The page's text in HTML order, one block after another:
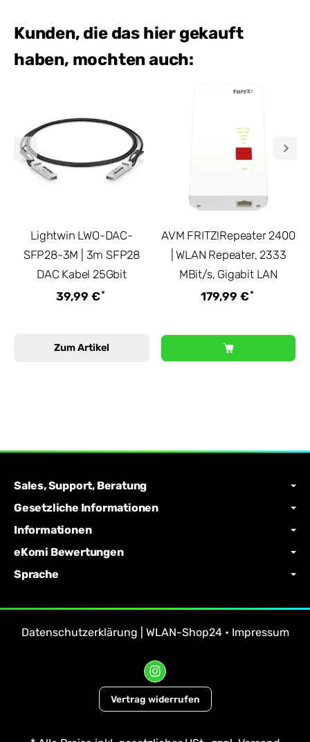
Kunden, die das hier gekauft
haben, mochten auch:
Lightwin LWO-DAC-
SFP28-3M | 3m SFP28
DAC Kabel 25Gbit
39,99 €*
Zum Artikel
AVM FRITZ!Repeater 2400
| WLAN Repeater, 2333
MBit/s, Gigabit LAN
179,99 €*
Sales, Support, Beratung
Gesetzliche Informationen
Informationen
eKomi Bewertungen
Sprache
Datenschutzerklärung | WLAN-Shop24 • Impressum
Vertrag widerrufen